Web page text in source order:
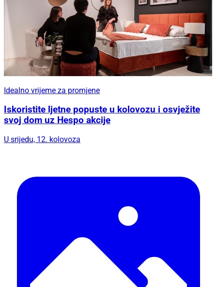
Idealno vrijeme za promjene
Iskoristite ljetne popuste u kolovozu i osvježite
svoj dom uz Hespo akcije
U srijedu, 12. kolovoza